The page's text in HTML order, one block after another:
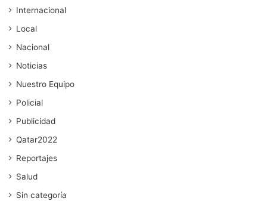
Internacional
Local
Nacional
Noticias
Nuestro Equipo
Policial
Publicidad
Qatar2022
Reportajes
Salud
Sin categoría